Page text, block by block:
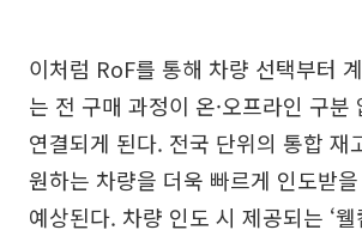
이처럼 RoF를 통해 차량 선택부터
는 전 구매 과정이 온·오프라인 구분
연결되게 된다. 전국 단위의 통합 재
원하는 차량을 더욱 빠르게 인도받
예상된다. 차량 인도 시 제공되는 ‘웰